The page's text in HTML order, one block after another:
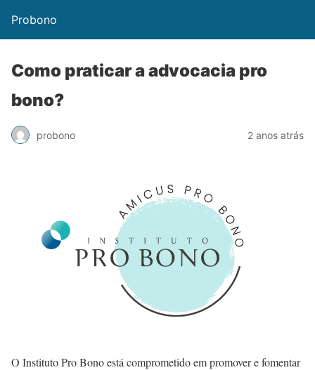
Probono
Como praticar a advocacia pro
bono?
probono 2 anos atrás
O Instituto Pro Bono está comprometido em promover e fomentar